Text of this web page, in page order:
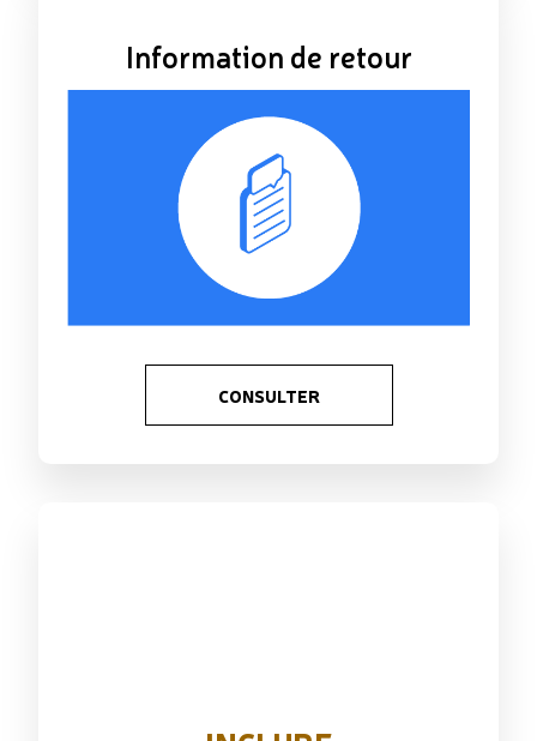
Information de retour
CONSULTER